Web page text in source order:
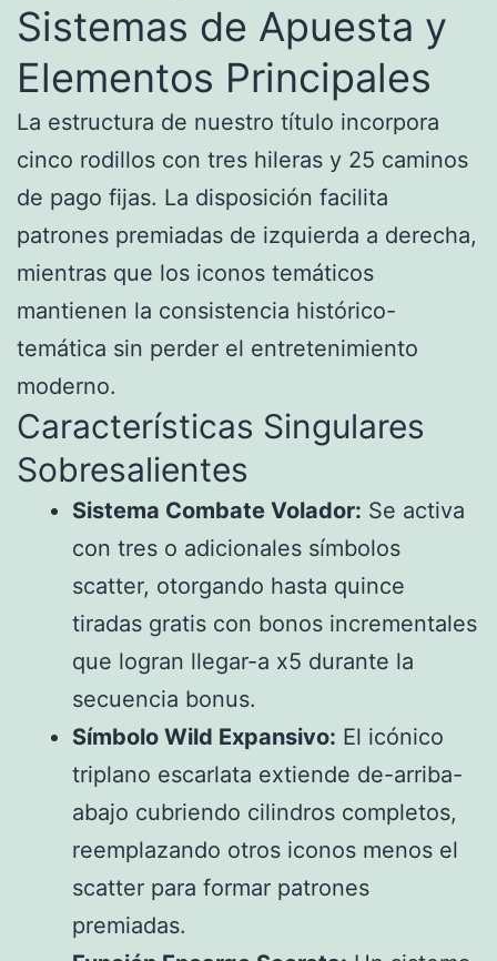
Sistemas de Apuesta y
Elementos Principales
La estructura de nuestro título incorpora
cinco rodillos con tres hileras y 25 caminos
de pago fijas. La disposición facilita
patrones premiadas de izquierda a derecha,
mientras que los iconos temáticos
mantienen la consistencia histórico-
temática sin perder el entretenimiento
moderno.
Características Singulares
Sobresalientes
Sistema Combate Volador: Se activa
con tres o adicionales símbolos
scatter, otorgando hasta quince
tiradas gratis con bonos incrementales
que logran llegar-a x5 durante la
secuencia bonus.
Símbolo Wild Expansivo: El icónico
triplano escarlata extiende de-arriba-
abajo cubriendo cilindros completos,
reemplazando otros iconos menos el
scatter para formar patrones
premiadas.